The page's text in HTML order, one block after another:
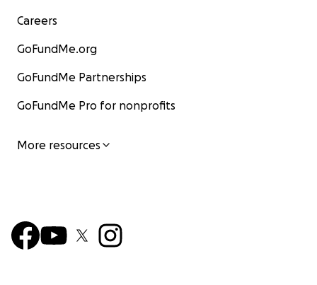
Careers
GoFundMe.org
GoFundMe Partnerships
GoFundMe Pro for nonprofits
More resources